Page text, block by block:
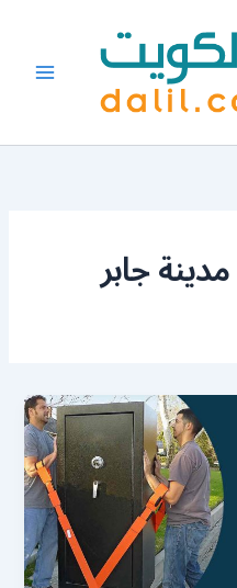
جابر